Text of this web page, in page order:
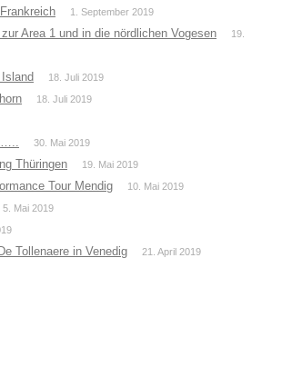
1. September 2019
Area 1 und in die nördlichen Vogesen
19.
18. Juli 2019
18. Juli 2019
….. 30. Mai 2019
Thüringen 19. Mai 2019
Tour Mendig 10. Mai 2019
5. Mai 2019
Tollenaere in Venedig 21. April 2019